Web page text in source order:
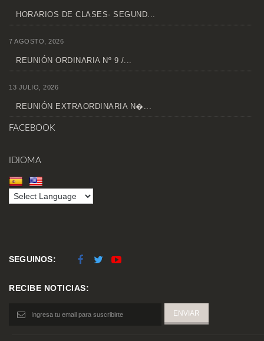
HORARIOS DE CLASES- SEGUND...
7 AGOSTO, 2026
REUNIÓN ORDINARIA Nº 9 /...
13 JULIO, 2026
REUNIÓN EXTRAORDINARIA N�...
FACEBOOK
IDIOMA
SEGUINOS:
RECIBE NOTICIAS: